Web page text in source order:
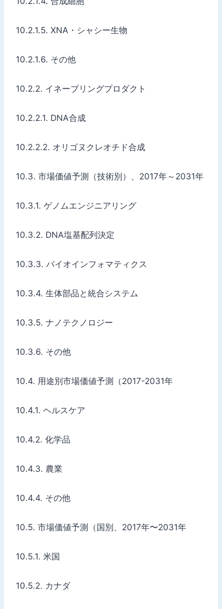
10.2.1.5. XNA・シャシー生物
10.2.1.6. その他
10.2.2. イネーブリングプロダクト
10.2.2.1. DNA合成
10.2.2.2. オリゴヌクレオチド合成
10.3. 市場価値予測（技術別）、2017年～2031年
10.3.1. ゲノムエンジニアリング
10.3.2. DNA塩基配列決定
10.3.3. バイオインフォマティクス
10.3.4. 生体部品と統合システム
10.3.5. ナノテクノロジー
10.3.6. その他
10.4. 用途別市場価値予測（2017-2031年
10.4.1. ヘルスケア
10.4.2. 化学品
10.4.3. 農業
10.4.4. その他
10.5. 市場価値予測（国別、2017年〜2031年
10.5.1. 米国
10.5.2. カナダ